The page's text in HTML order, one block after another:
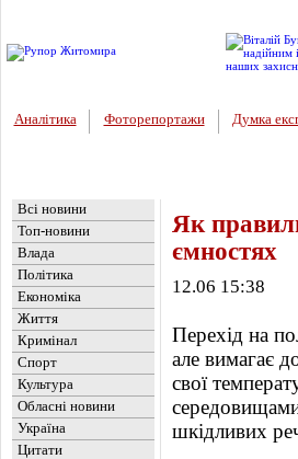
Аналітика Фоторепортажи Думка
Всі новини
Топ-новини
Влада
Політика
Економіка
Життя
Кримінал
Спорт
Культура
Обласні новини
Україна
Цитати
Як
ємностях
12.06 15:38
Перехід на
але вимагає
свої
шкідливих